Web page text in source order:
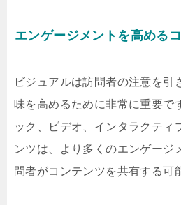
エンゲージメントを高める
ビジュアルは訪問者の注意を引
味を高めるために非常に重要で
ック、ビデオ、インタラクティ
ンツは、より多くのエンゲージ
問者がコンテンツを共有する可